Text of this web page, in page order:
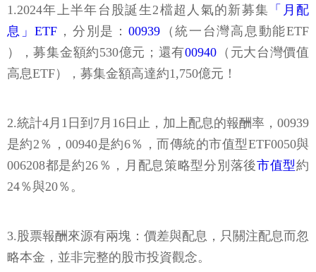
1.2024年上半年台股誕生2檔超人氣的新募集 「月配
息」ETF ，分別是： 00939（統一台灣高息動能ETF
），募集金額約530億元；還有00940 （元大台灣價值
高息ETF），募集金額高達約1,750億元！
2.統計4月1日到7月16日止，加上配息的報酬率，00939
是約2％，00940是約6％，而傳統的市值型ETF0050與
006208都是約26％，月配息策略型分別落後市值型約
24％與20％。
3.股票報酬來源有兩塊：價差與配息，只關注配息而忽
略本金，並非完整的股市投資觀念。